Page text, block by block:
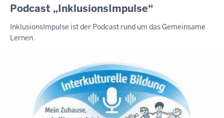
Podcast „InklusionsImpulse“
InklusionsImpulse ist der Podcast rund um das Gemeinsame
Lernen.